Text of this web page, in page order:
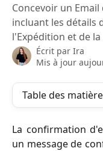
Concevoir un
incluant les détails
l'Expédition et de
Écrit par Ira
Mis à jour
Table des
La confirmation
un message de